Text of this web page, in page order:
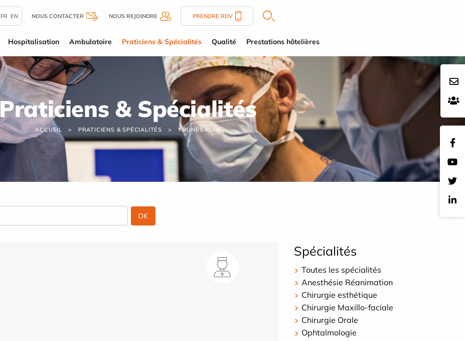
FR EN NOUS CONTACTER NOUS REJOINDRE PRENDRE RDV
Hospitalisation Ambulatoire Praticiens & Spécialités Qualité Prestations hôtelières
Praticiens & Spécialités
ACCUEIL PRATICIENS & SPÉCIALITÉS YOUNES RIAH
Spécialités
Toutes les spécialités
Anesthésie Réanimation
Chirurgie esthétique
Chirurgie Maxillo-faciale
Chirurgie Orale
Ophtalmologie